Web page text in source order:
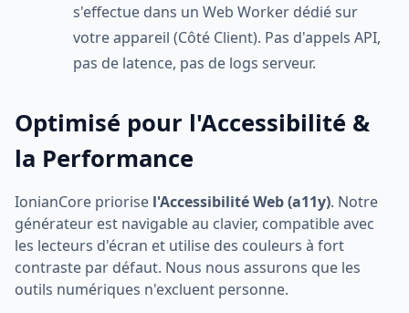
s'effectue dans un Web Worker dédié sur
votre appareil (Côté Client). Pas d'appels API,
pas de latence, pas de logs serveur.
Optimisé pour l'Accessibilité &
la Performance
IonianCore priorise l'Accessibilité Web (a11y). Notre
générateur est navigable au clavier, compatible avec
les lecteurs d'écran et utilise des couleurs à fort
contraste par défaut. Nous nous assurons que les
outils numériques n'excluent personne.